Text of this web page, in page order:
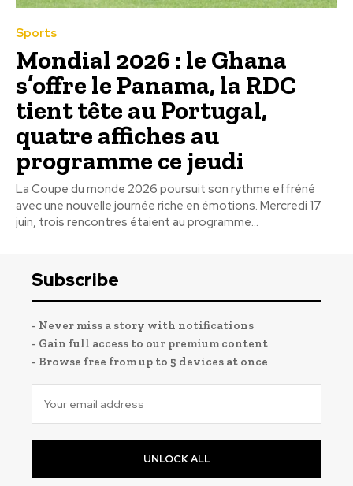
Sports
Mondial 2026 : le Ghana
s’offre le Panama, la RDC
tient tête au Portugal,
quatre affiches au
programme ce jeudi
La Coupe du monde 2026 poursuit son rythme effréné
avec une nouvelle journée riche en émotions. Mercredi 17
juin, trois rencontres étaient au programme...
Subscribe
- Never miss a story with notifications
- Gain full access to our premium content
- Browse free from up to 5 devices at once
UNLOCK ALL